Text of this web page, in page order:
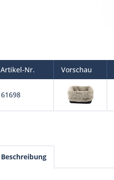
Artikel-Nr. Vorschau
61698
Beschreibung